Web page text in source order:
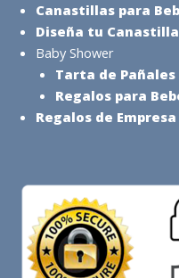
Canastillas para
Diseña tu Canastilla
Baby Shower
Tarta de Pañales
Regalos para
Regalos de Empresa